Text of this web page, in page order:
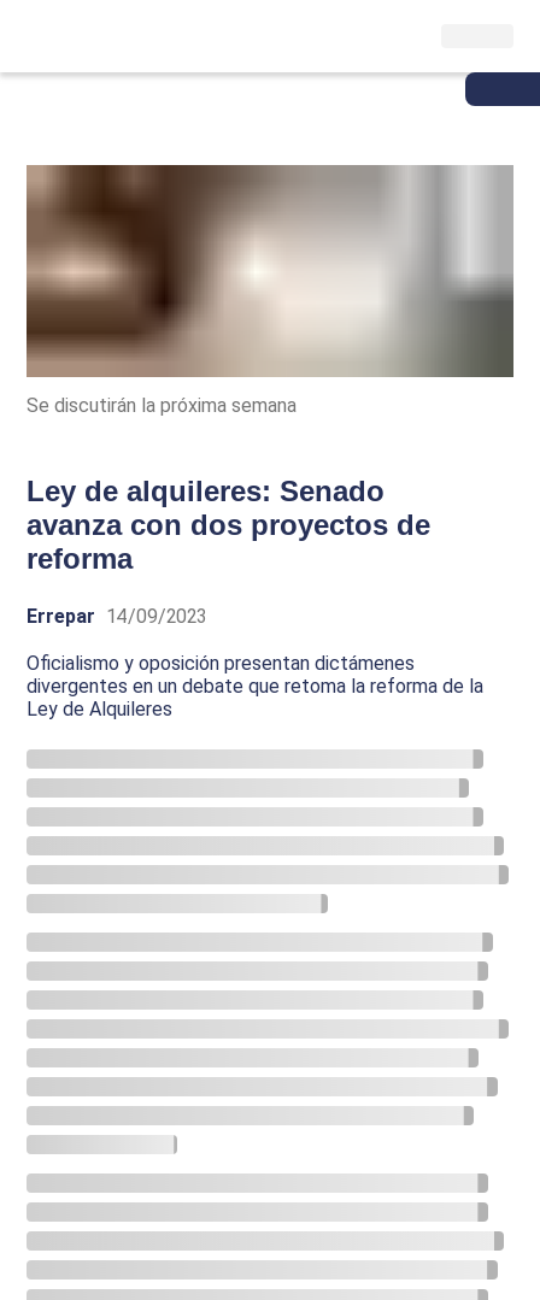
Se discutirán la próxima semana
Ley de alquileres: Senado
avanza con dos proyectos de
reforma
Errepar 14/09/2023
Oficialismo y oposición presentan dictámenes
divergentes en un debate que retoma la reforma de la
Ley de Alquileres